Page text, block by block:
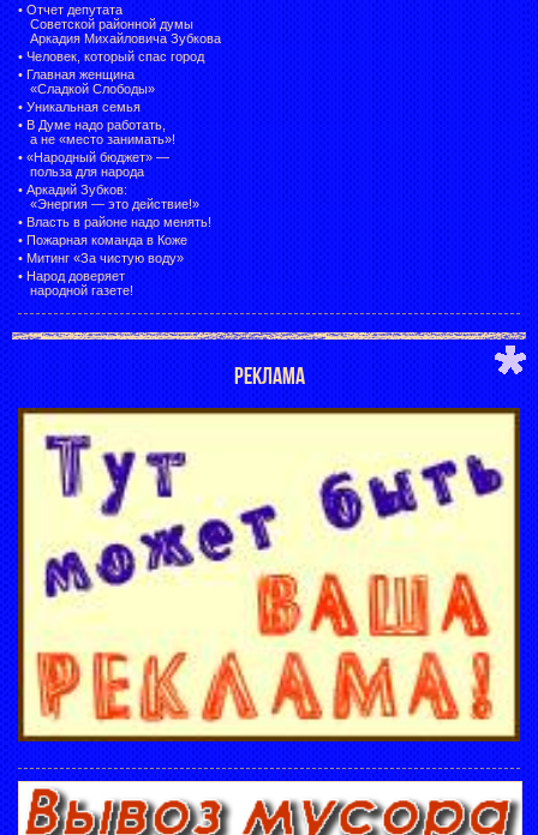
• Отчет депутата
Советской районной думы
Аркадия Михайловича Зубкова
• Человек, который спас город
• Главная женщина
«Сладкой Слободы»
• Уникальная семья
• В Думе надо работать,
а не «место занимать»!
• «Народный бюджет» —
польза для народа
• Аркадий Зубков:
«Энергия — это действие!»
• Власть в районе надо менять!
• Пожарная команда в Коже
• Митинг «За чистую воду»
• Народ доверяет
народной газете!
РЕКЛАМА